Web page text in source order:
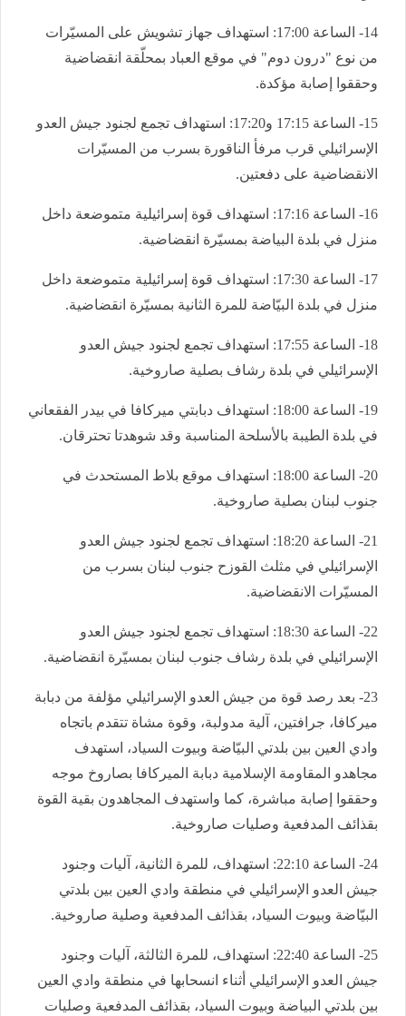
14- الساعة 17:00: استهداف جهاز تشويش على المسيّرات
من نوع "درون دوم" في موقع العباد بمحلّقة انقضاضية
وحققوا إصابة مؤكدة.
15- الساعة 17:15 و17:20: استهداف تجمع لجنود جيش العدو
الإسرائيلي قرب مرفأ الناقورة بسرب من المسيّرات
الانقضاضية على دفعتين.
16- الساعة 17:16: استهداف قوة إسرائيلية متموضعة داخل
منزل في بلدة البياضة بمسيّرة انقضاضية.
17- الساعة 17:30: استهداف قوة إسرائيلية متموضعة داخل
منزل في بلدة البيّاضة للمرة الثانية بمسيّرة انقضاضية.
18- الساعة 17:55: استهداف تجمع لجنود جيش العدو
الإسرائيلي في بلدة رشاف بصلية صاروخية.
19- الساعة 18:00: استهداف دبابتي ميركافا في بيدر الفقعاني
في بلدة الطيبة بالأسلحة المناسبة وقد شوهدتا تحترقان.
20- الساعة 18:00: استهداف موقع بلاط المستحدث في
جنوب لبنان بصلية صاروخية.
21- الساعة 18:20: استهداف تجمع لجنود جيش العدو
الإسرائيلي في مثلث القوزح جنوب لبنان بسرب من
المسيّرات الانقضاضية.
22- الساعة 18:30: استهداف تجمع لجنود جيش العدو
الإسرائيلي في بلدة رشاف جنوب لبنان بمسيّرة انقضاضية.
23- بعد رصد قوة من جيش العدو الإسرائيلي مؤلفة من دبابة
ميركافا، جرافتين، آلية مدولبة، وقوة مشاة تتقدم باتجاه
وادي العين بين بلدتي البيّاضة وبيوت السياد، استهدف
مجاهدو المقاومة الإسلامية دبابة الميركافا بصاروخ موجه
وحققوا إصابة مباشرة، كما واستهدف المجاهدون بقية القوة
بقذائف المدفعية وصليات صاروخية.
24- الساعة 22:10: استهداف، للمرة الثانية، آليات وجنود
جيش العدو الإسرائيلي في منطقة وادي العين بين بلدتي
البيّاضة وبيوت السياد، بقذائف المدفعية وصلية صاروخية.
25- الساعة 22:40: استهداف، للمرة الثالثة، آليات وجنود
جيش العدو الإسرائيلي أثناء انسحابها في منطقة وادي العين
بين بلدتي البياضة وبيوت السياد، بقذائف المدفعية وصليات